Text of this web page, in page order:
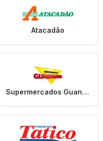
Atacadão
Supermercados Guanabara